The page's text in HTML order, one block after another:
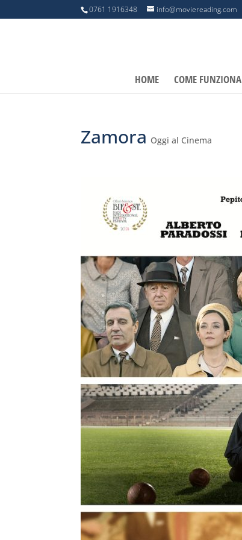
0761 1916348 info@moviereading.com
HOME COME FUNZIONA
Zamora Oggi al Cinema